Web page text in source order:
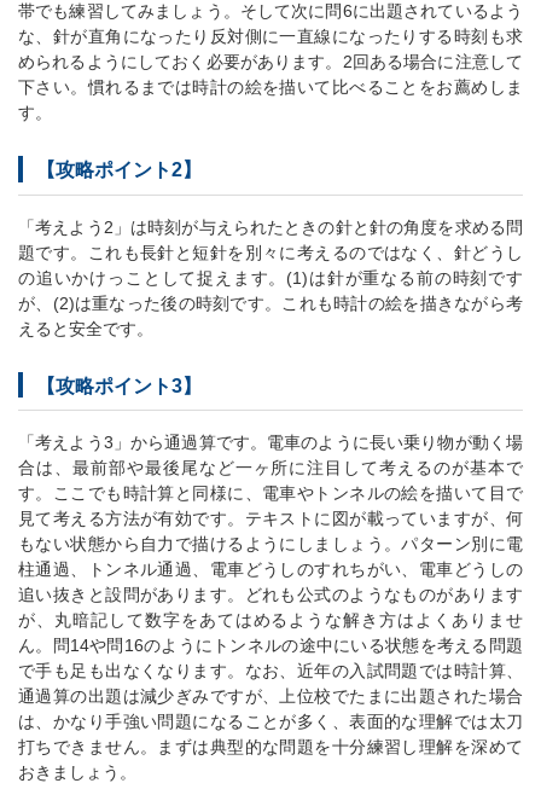
帯でも練習してみましょう。そして次に問6に出題されているよう
な、針が直角になったり反対側に一直線になったりする時刻も求
められるようにしておく必要があります。2回ある場合に注意して
下さい。慣れるまでは時計の絵を描いて比べることをお薦めしま
す。
【攻略ポイント2】
「考えよう2」は時刻が与えられたときの針と針の角度を求める問
題です。これも長針と短針を別々に考えるのではなく、針どうし
の追いかけっことして捉えます。(1)は針が重なる前の時刻です
が、(2)は重なった後の時刻です。これも時計の絵を描きながら考
えると安全です。
【攻略ポイント3】
「考えよう3」から通過算です。電車のように長い乗り物が動く場
合は、最前部や最後尾など一ヶ所に注目して考えるのが基本で
す。ここでも時計算と同様に、電車やトンネルの絵を描いて目で
見て考える方法が有効です。テキストに図が載っていますが、何
もない状態から自力で描けるようにしましょう。パターン別に電
柱通過、トンネル通過、電車どうしのすれちがい、電車どうしの
追い抜きと設問があります。どれも公式のようなものがあります
が、丸暗記して数字をあてはめるような解き方はよくありませ
ん。問14や問16のようにトンネルの途中にいる状態を考える問題
で手も足も出なくなります。なお、近年の入試問題では時計算、
通過算の出題は減少ぎみですが、上位校でたまに出題された場合
は、かなり手強い問題になることが多く、表面的な理解では太刀
打ちできません。まずは典型的な問題を十分練習し理解を深めて
おきましょう。